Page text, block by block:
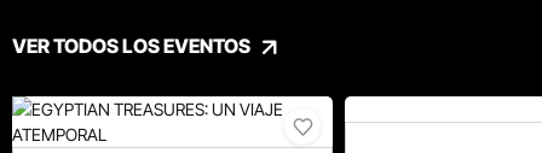
VER TODOS LOS EVENTOS